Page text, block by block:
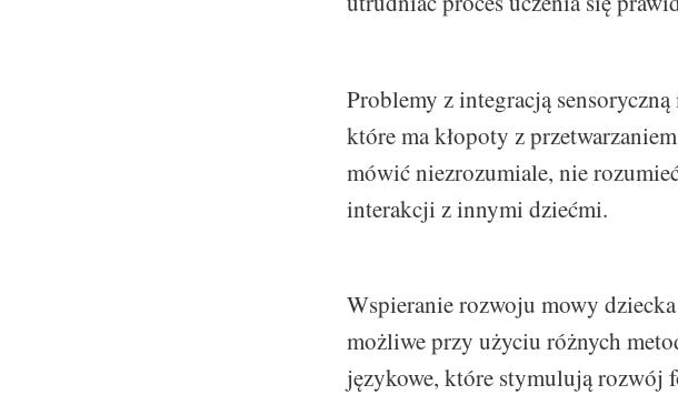
Problemy z integracją
które ma kłopoty z
mówić niezrozumiale, nie
interakcji z innymi dziećmi.
Wspieranie rozwoju mowy
możliwe przy użyciu różnych
językowe, które stymulują rozwój